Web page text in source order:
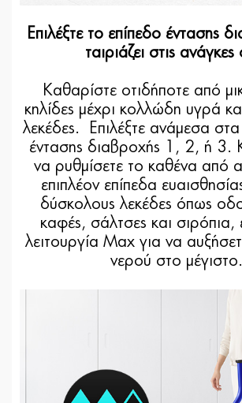
Επιλέξτε το επίπεδο έντασης
ταιριάζει στις ανάγκες
Καθαρίστε οτιδήποτε από
κηλίδες μέχρι κολλώδη υγρά
λεκέδες. Επιλέξτε ανάμεσα στα
έντασης διαβροχής 1, 2, ή 3.
να ρυθμίσετε το καθένα από
επιπλέον επίπεδα
δύσκολους λεκέδες όπως
καφές, σάλτσες και σιρόπια,
λειτουργία Max για να
νερού στο μέγιστο.